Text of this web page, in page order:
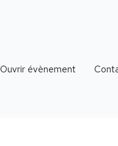
Ouvrir évènement